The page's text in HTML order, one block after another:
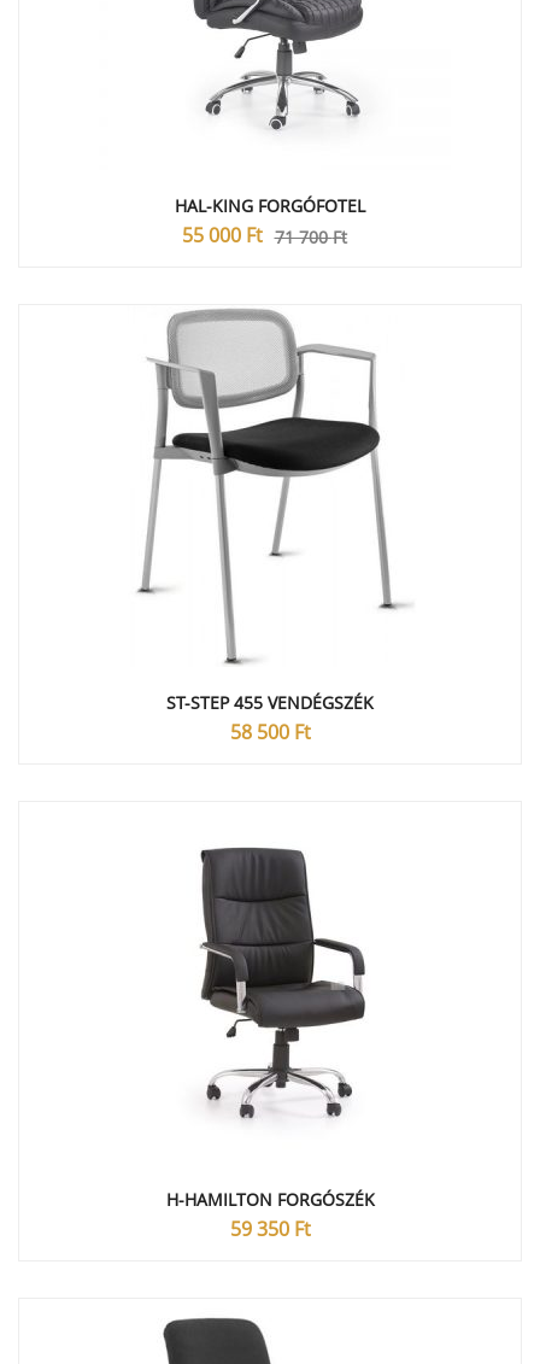
HAL-KING FORGÓFOTEL
71 700Ft
55 000 Ft
ST-STEP 455 VENDÉGSZÉK
58 500 Ft
H-HAMILTON FORGÓSZÉK
59 350 Ft